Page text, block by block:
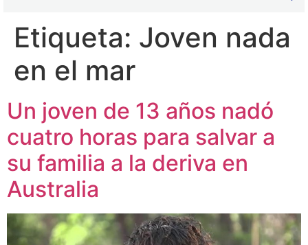
Etiqueta: Joven nada
en el mar
Un joven de 13 años nadó
cuatro horas para salvar a
su familia a la deriva en
Australia